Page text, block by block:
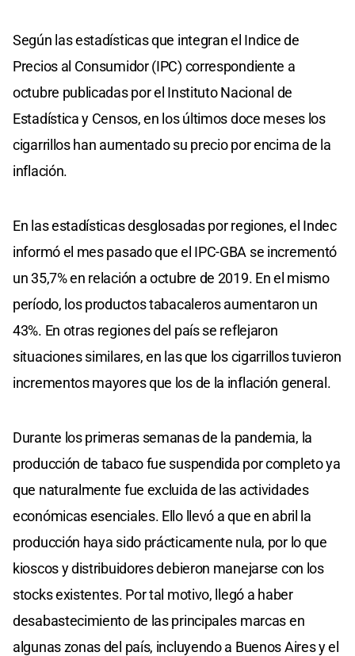
Según las estadísticas que integran el Indice de
Precios al Consumidor (IPC) correspondiente a
octubre publicadas por el Instituto Nacional de
Estadística y Censos, en los últimos doce meses los
cigarrillos han aumentado su precio por encima de la
inflación.
En las estadísticas desglosadas por regiones, el Indec
informó el mes pasado que el IPC-GBA se incrementó
un 35,7% en relación a octubre de 2019. En el mismo
período, los productos tabacaleros aumentaron un
43%. En otras regiones del país se reflejaron
situaciones similares, en las que los cigarrillos tuvieron
incrementos mayores que los de la inflación general.
Durante los primeras semanas de la pandemia, la
producción de tabaco fue suspendida por completo ya
que naturalmente fue excluida de las actividades
económicas esenciales. Ello llevó a que en abril la
producción haya sido prácticamente nula, por lo que
kioscos y distribuidores debieron manejarse con los
stocks existentes. Por tal motivo, llegó a haber
desabastecimiento de las principales marcas en
algunas zonas del país, incluyendo a Buenos Aires y el